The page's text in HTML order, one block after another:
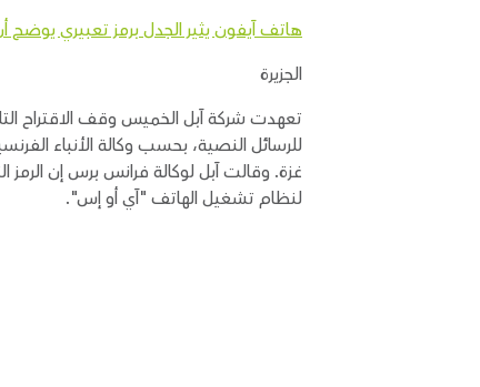
هاتف آيفون يثير الجدل برمز تعبيري
الجزيرة
تعهدت شركة آبل الخميس وقف الاقتراح
للرسائل النصية، بحسب وكالة الأنباء
غزة. وقالت آبل لوكالة فرانس برس إن
لنظام تشغيل الهاتف "آي أو إس".